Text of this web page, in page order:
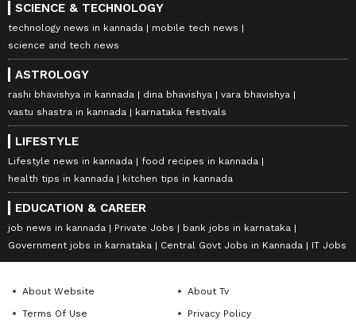
SCIENCE & TECHNOLOGY
technology news in kannada
mobile tech news
science and tech news
ASTROLOGY
rashi bhavishya in kannada dina bhavishya
vara bhavishya
vastu shastra in kannada
karnataka festivals
LIFESTYLE
Lifestyle news in kannada
food recipes in kannada
health tips in kannada
kitchen tips in kannada
EDUCATION & CAREER
job news in kannada Private Jobs
bank jobs in karnataka
Government jobs in karnataka
Central Govt Jobs in Kannada IT Jobs
About Website
About Tv
Terms Of Use
Privacy Policy